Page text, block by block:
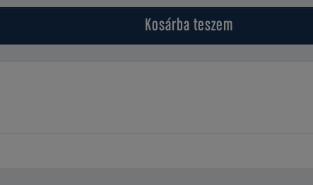
Kosárba teszem